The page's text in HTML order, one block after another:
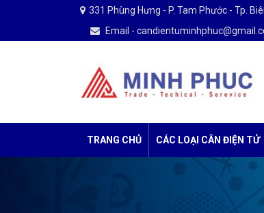
331 Phùng Hưng - P. Tam Phước - Tp.
Email -
TRANG CHỦ CÁC LOẠI CÂN ĐIỆN TỬ